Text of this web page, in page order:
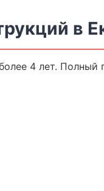
в
4 лет. Полный